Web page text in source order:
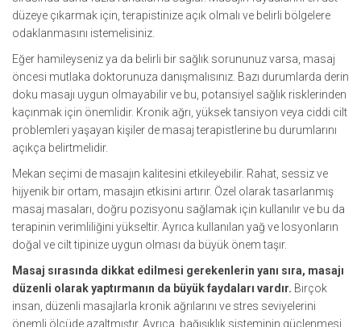
düzeye çıkarmak için, terapistinize açık olmalı ve belirli bölgelere
odaklanmasını istemelisiniz.
Eğer hamileyseniz ya da belirli bir sağlık sorununuz varsa, masaj
öncesi mutlaka doktorunuza danışmalısınız. Bazı durumlarda derin
doku masajı uygun olmayabilir ve bu, potansiyel sağlık risklerinden
kaçınmak için önemlidir. Kronik ağrı, yüksek tansiyon veya ciddi cilt
problemleri yaşayan kişiler de masaj terapistlerine bu durumlarını
açıkça belirtmelidir.
Mekan seçimi de masajın kalitesini etkileyebilir. Rahat, sessiz ve
hijyenik bir ortam, masajın etkisini artırır. Özel olarak tasarlanmış
masaj masaları, doğru pozisyonu sağlamak için kullanılır ve bu da
terapinin verimliliğini yükseltir. Ayrıca kullanılan yağ ve losyonların
doğal ve cilt tipinize uygun olması da büyük önem taşır.
Masaj sırasında dikkat edilmesi gerekenlerin yanı sıra, masajı
düzenli olarak yaptırmanın da büyük faydaları vardır. Birçok
insan, düzenli masajlarla kronik ağrılarını ve stres seviyelerini
önemli ölçüde azaltmıştır. Ayrıca, bağışıklık sisteminin güçlenmesi